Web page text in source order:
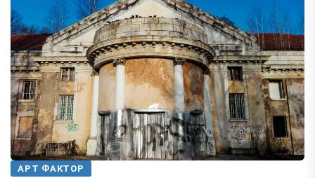
АРТ ФАКТОР